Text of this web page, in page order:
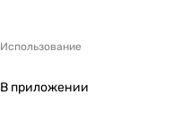
Использование
В приложении